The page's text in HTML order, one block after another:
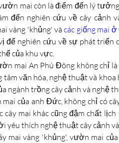
mai còn là điểm đến lý
đến nghiên cứu về cây cảnh
vàng 'khủng' và các giống mai
để nghiên cứu về sự phát triển
của khu vực.
mai An Phú Đông không chỉ
tâm văn hóa, nghệ thuật và
ngành trồng cây cảnh và nghệ
của anh Đức, không chỉ có
cây mai khác cũng đậm chất
yêu thích nghệ thuật cây cảnh
mai vàng 'khủng', vườn mai